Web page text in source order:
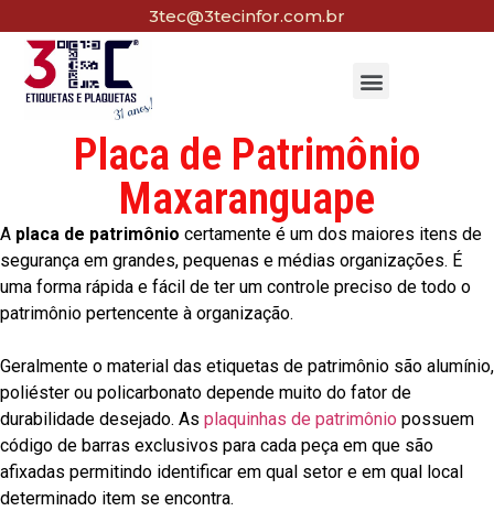
3tec@3tecinfor.com.br
Placa de Patrimônio
Maxaranguape
A placa de patrimônio certamente é um dos maiores itens de
segurança em grandes, pequenas e médias organizações. É
uma forma rápida e fácil de ter um controle preciso de todo o
patrimônio pertencente à organização.
Geralmente o material das etiquetas de patrimônio são alumínio,
poliéster ou policarbonato depende muito do fator de
durabilidade desejado. As plaquinhas de patrimônio possuem
código de barras exclusivos para cada peça em que são
afixadas permitindo identificar em qual setor e em qual local
determinado item se encontra.